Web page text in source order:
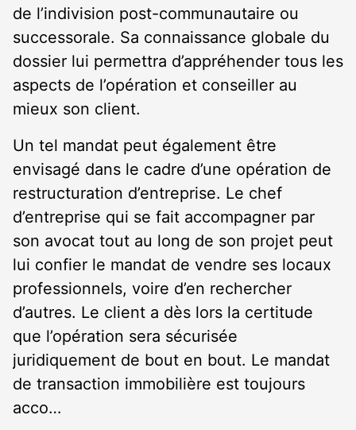
de l’indivision post-communautaire ou
successorale. Sa connaissance globale du
dossier lui permettra d’appréhender tous les
aspects de l’opération et conseiller au
mieux son client.
Un tel mandat peut également être
envisagé dans le cadre d’une opération de
restructuration d’entreprise. Le chef
d’entreprise qui se fait accompagner par
son avocat tout au long de son projet peut
lui confier le mandat de vendre ses locaux
professionnels, voire d’en rechercher
d’autres. Le client a dès lors la certitude
que l’opération sera sécurisée
juridiquement de bout en bout. Le mandat
de transaction immobilière est toujours
acco…